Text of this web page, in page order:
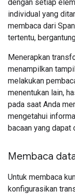
dengan setiap
individual yang
membaca dari
tertentu,
Menerapkan
menampilkan
melakukan
menentukan lain,
pada saat Anda
mengetahui
bacaan yang dapat
Membaca
Untuk membaca
konfigurasikan